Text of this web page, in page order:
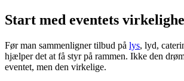
Start med eventets
Før man sammenligner tilbud på lys, lyd,
hjælper det at få styr på rammen. Ikke den
eventet, men den virkelige.